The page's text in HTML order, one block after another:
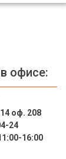
офисе:
оф. 208
24
16:00